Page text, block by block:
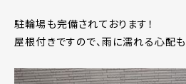
駐輪場も完備されております！
屋根付きですので、雨に濡れる心配も